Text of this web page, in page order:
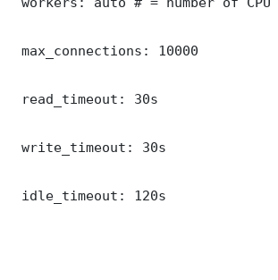
max_connections: 10000
read_timeout: 30s
write_timeout: 30s
idle_timeout: 120s